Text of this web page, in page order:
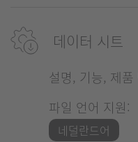
데이터 시트
설명, 기능, 제
파일 언어 지원:
네덜란드어